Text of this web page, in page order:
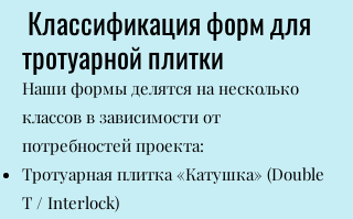
Классификация форм для
тротуарной плитки
Наши формы делятся на несколько
классов в зависимости от
потребностей проекта:
Тротуарная плитка «Катушка» (Double
T / Interlock)